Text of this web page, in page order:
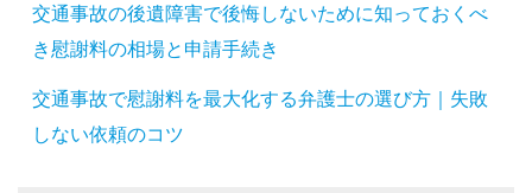
交通事故の後遺障害で後悔しないために知っておくべ
き慰謝料の相場と申請手続き
交通事故で慰謝料を最大化する弁護士の選び方｜失敗
しない依頼のコツ